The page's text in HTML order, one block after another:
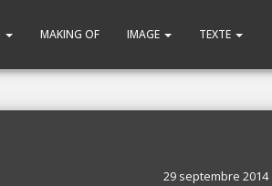
MAKING OF IMAGE TEXTE
29 septembre 2014